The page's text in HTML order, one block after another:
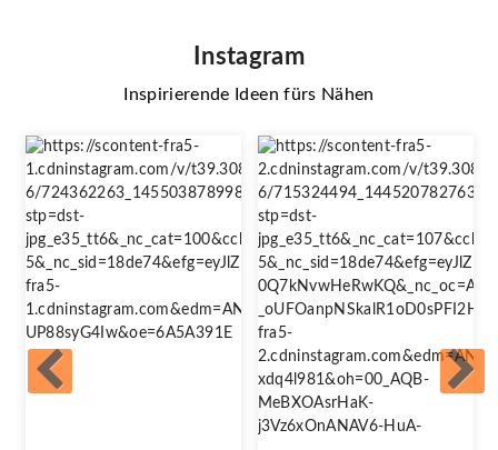
Instagram
Inspirierende Ideen fürs Nähen